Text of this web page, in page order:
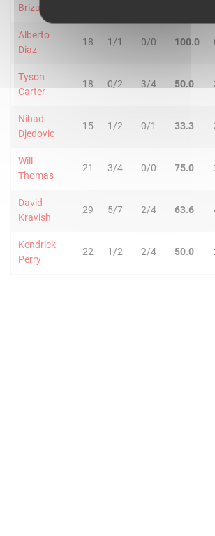
Brizuela
Alberto
Diaz
18 1/1 0/0 100.0
Tyson
Carter
18 0/2 3/4 50.0
Nihad
Djedovic
15 1/2 0/1 33.3
Will
Thomas
21 3/4 0/0 75.0
David
Kravish
29 5/7 2/4 63.6
Kendrick
Perry
22 1/2 2/4 50.0